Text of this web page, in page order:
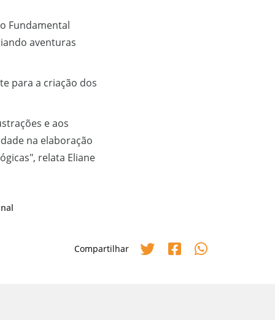
Fundamental
aventuras
para a criação dos
e aos
na elaboração
relata Eliane
Compartilhar